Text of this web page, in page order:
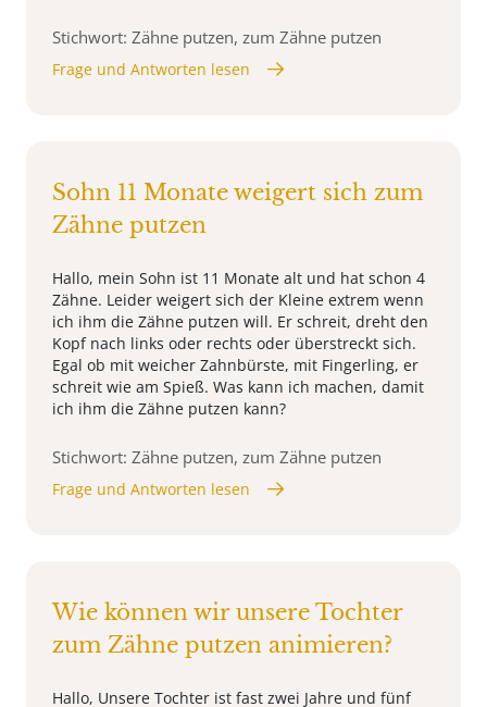
Stichwort: Zähne putzen, zum Zähne putzen
Frage und Antworten lesen
Sohn 11 Monate weigert sich zum
Zähne putzen
Hallo, mein Sohn ist 11 Monate alt und hat schon 4
Zähne. Leider weigert sich der Kleine extrem wenn
ich ihm die Zähne putzen will. Er schreit, dreht den
Kopf nach links oder rechts oder überstreckt sich.
Egal ob mit weicher Zahnbürste, mit Fingerling, er
schreit wie am Spieß. Was kann ich machen, damit
ich ihm die Zähne putzen kann?
Stichwort: Zähne putzen, zum Zähne putzen
Frage und Antworten lesen
Wie können wir unsere Tochter
zum Zähne putzen animieren?
Hallo, Unsere Tochter ist fast zwei Jahre und fünf